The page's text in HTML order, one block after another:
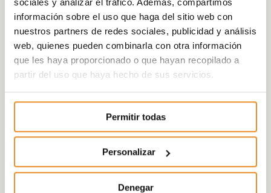
sociales y analizar el tráfico. Además, compartimos
información sobre el uso que haga del sitio web con
nuestros partners de redes sociales, publicidad y análisis
web, quienes pueden combinarla con otra información
que les haya proporcionado o que hayan recopilado a
partir del uso que haya hecho de sus servicios.
Permitir todas
Personalizar
Denegar